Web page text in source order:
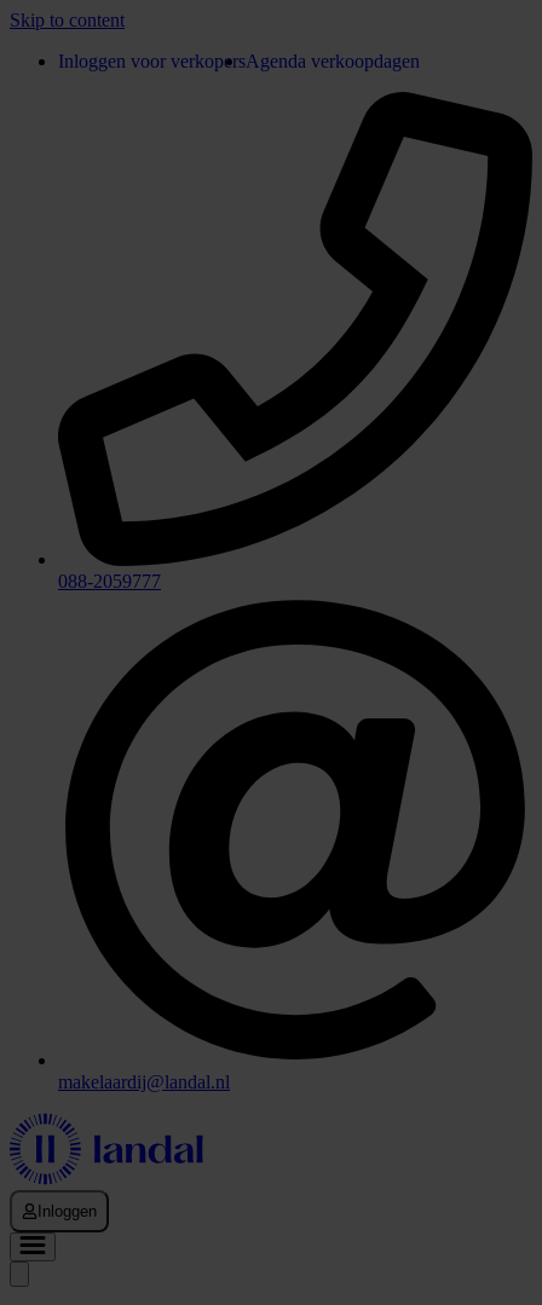
Skip to content
Inloggen voor verkopersAgenda verkoopdagen
088-2059777
makelaardij@landal.nl
Inloggen